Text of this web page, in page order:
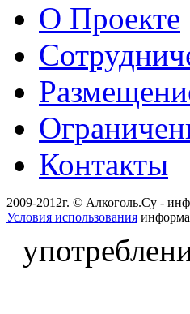
О Проекте
Контакты
2009-2012г. © Алкоголь.Су -
Условия использования